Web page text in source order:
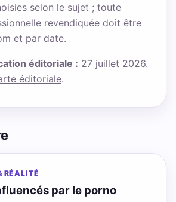
selon le sujet ; toute
revendiquée doit être
et par date.
éditoriale : 27 juillet 2026.
éditoriale.
RÉALITÉ
par le porno